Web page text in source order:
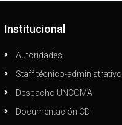
Institucional
Autoridades
Staff técnico-administrativo
Despacho UNCOMA
Documentación CD